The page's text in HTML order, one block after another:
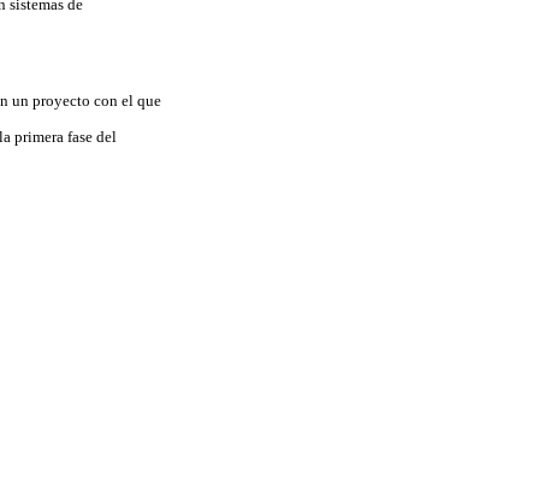
sistemas de
un proyecto con el que
primera fase del